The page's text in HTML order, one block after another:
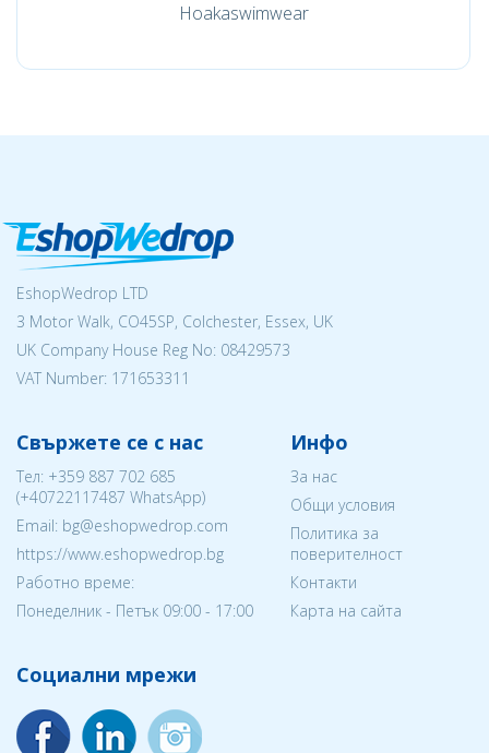
Hoakaswimwear
EshopWedrop LTD
3 Motor Walk, CO45SP, Colchester, Essex, UK
UK Company House Reg No: 08429573
VAT Number: 171653311
Свържете се с нас
Тел: +359 887 702 685
(+40722117487 WhatsApp)
Email: bg@eshopwedrop.com
https://www.eshopwedrop.bg
Работно време:
Понеделник - Петък 09:00 - 17:00
Инфо
За нас
Общи условия
Политика за
поверителност
Контакти
Карта на сайта
Социални мрежи